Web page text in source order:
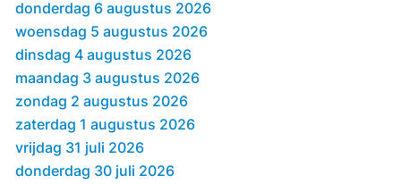
donderdag 6 augustus 2026
woensdag 5 augustus 2026
dinsdag 4 augustus 2026
maandag 3 augustus 2026
zondag 2 augustus 2026
zaterdag 1 augustus 2026
vrijdag 31 juli 2026
donderdag 30 juli 2026